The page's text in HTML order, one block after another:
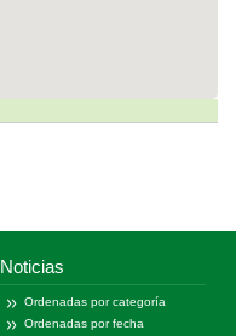
Noticias
Ordenadas por categoría
Ordenadas por fecha